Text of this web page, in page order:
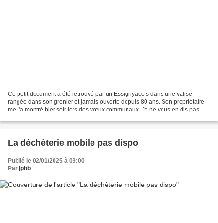
Ce petit document a été retrouvé par un Essignyacois dans une valise
rangée dans son grenier et jamais ouverte depuis 80 ans. Son propriétaire
me l'a montré hier soir lors des vœux communaux. Je ne vous en dis pas
La déchèterie mobile pas dispo
Publié le 02/01/2025 à 09:00
Par jphb